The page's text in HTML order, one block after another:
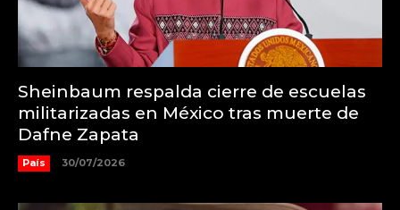
Sheinbaum respalda cierre de escuelas
militarizadas en México tras muerte de
Dafne Zapata
País 30/07/2026